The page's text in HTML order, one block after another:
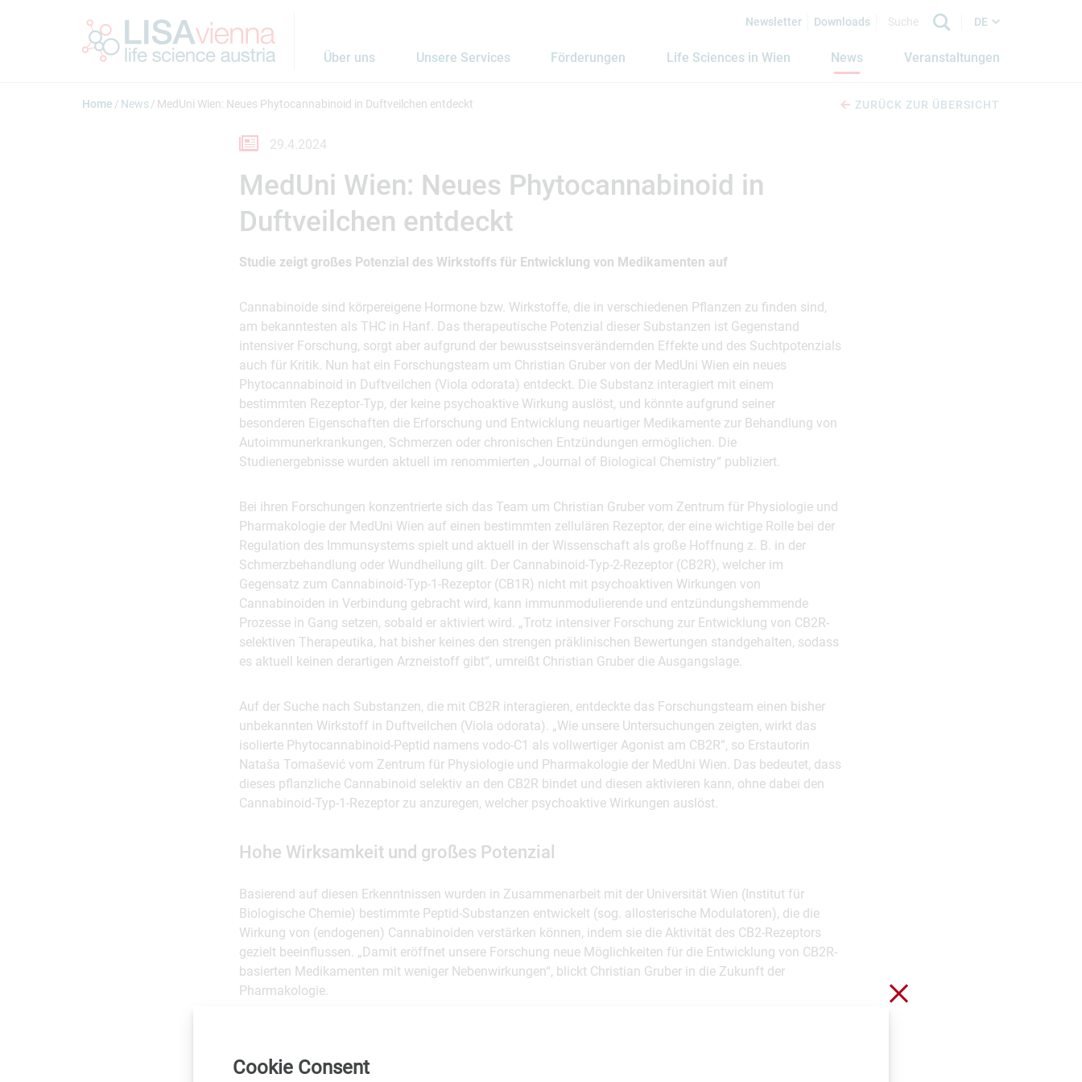
Newsletter Downloads DE
Über uns Unsere Services Förderungen Life Sciences in Wien News Veranstaltungen
Home News MedUni Wien: Neues Phytocannabinoid in Duftveilchen entdeckt ZURÜCK ZUR ÜBERSICHT
29.4.2024
MedUni Wien: Neues Phytocannabinoid in
Duftveilchen entdeckt
Studie zeigt großes Potenzial des Wirkstoffs für Entwicklung von Medikamenten auf
Cannabinoide sind körpereigene Hormone bzw. Wirkstoffe, die in verschiedenen Pflanzen zu finden sind,
am bekanntesten als THC in Hanf. Das therapeutische Potenzial dieser Substanzen ist Gegenstand
intensiver Forschung, sorgt aber aufgrund der bewusstseinsverändernden Effekte und des Suchtpotenzials
auch für Kritik. Nun hat ein Forschungsteam um Christian Gruber von der MedUni Wien ein neues
Phytocannabinoid in Duftveilchen (Viola odorata) entdeckt. Die Substanz interagiert mit einem
bestimmten Rezeptor-Typ, der keine psychoaktive Wirkung auslöst, und könnte aufgrund seiner
besonderen Eigenschaften die Erforschung und Entwicklung neuartiger Medikamente zur Behandlung von
Autoimmunerkrankungen, Schmerzen oder chronischen Entzündungen ermöglichen. Die
Studienergebnisse wurden aktuell im renommierten „Journal of Biological Chemistry“ publiziert.
Bei ihren Forschungen konzentrierte sich das Team um Christian Gruber vom Zentrum für Physiologie und
Pharmakologie der MedUni Wien auf einen bestimmten zellulären Rezeptor, der eine wichtige Rolle bei der
Regulation des Immunsystems spielt und aktuell in der Wissenschaft als große Hoffnung z. B. in der
Schmerzbehandlung oder Wundheilung gilt. Der Cannabinoid-Typ-2-Rezeptor (CB2R), welcher im
Gegensatz zum Cannabinoid-Typ-1-Rezeptor (CB1R) nicht mit psychoaktiven Wirkungen von
Cannabinoiden in Verbindung gebracht wird, kann immunmodulierende und entzündungshemmende
Prozesse in Gang setzen, sobald er aktiviert wird. „Trotz intensiver Forschung zur Entwicklung von CB2R-
selektiven Therapeutika, hat bisher keines den strengen präklinischen Bewertungen standgehalten, sodass
es aktuell keinen derartigen Arzneistoff gibt“, umreißt Christian Gruber die Ausgangslage.
Auf der Suche nach Substanzen, die mit CB2R interagieren, entdeckte das Forschungsteam einen bisher
unbekannten Wirkstoff in Duftveilchen (Viola odorata). „Wie unsere Untersuchungen zeigten, wirkt das
isolierte Phytocannabinoid-Peptid namens vodo-C1 als vollwertiger Agonist am CB2R“, so Erstautorin
Nataša Tomašević vom Zentrum für Physiologie und Pharmakologie der MedUni Wien. Das bedeutet, dass
dieses pflanzliche Cannabinoid selektiv an den CB2R bindet und diesen aktivieren kann, ohne dabei den
Cannabinoid-Typ-1-Rezeptor zu anzuregen, welcher psychoaktive Wirkungen auslöst.
Hohe Wirksamkeit und großes Potenzial
Basierend auf diesen Erkenntnissen wurden in Zusammenarbeit mit der Universität Wien (Institut für
Biologische Chemie) bestimmte Peptid-Substanzen entwickelt (sog. allosterische Modulatoren), die die
Wirkung von (endogenen) Cannabinoiden verstärken können, indem sie die Aktivität des CB2-Rezeptors
gezielt beeinflussen. „Damit eröffnet unsere Forschung neue Möglichkeiten für die Entwicklung von CB2R-
basierten Medikamenten mit weniger Nebenwirkungen“, blickt Christian Gruber in die Zukunft der
Pharmakologie.
indischen Ethnomedizin eingesetzt wird. Mancherorts greift man bis heute zur Behandlung von Schmerzen
oder Entzündungen der Atemwege oder des Darms auf verschiedene Zubereitungen aus der
Schließen ohne zu
Cookie Consent